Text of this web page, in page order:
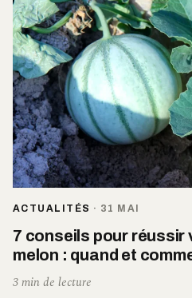
ACTUALITÉS · 31 MAI
7 conseils pour réussir
melon : quand et
3 min de lecture